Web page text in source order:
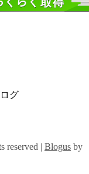
グ
reserved | Blogus by